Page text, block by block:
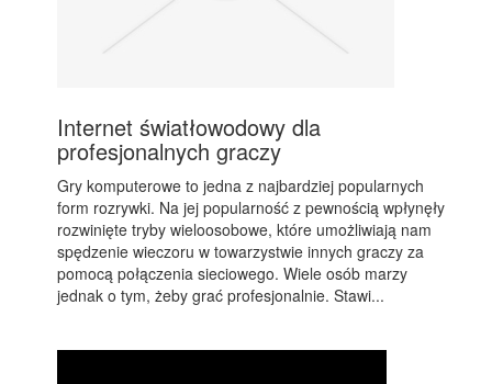
Internet światłowodowy dla
profesjonalnych graczy
Gry komputerowe to jedna z najbardziej popularnych
form rozrywki. Na jej popularność z pewnością wpłynęły
rozwinięte tryby wieloosobowe, które umożliwiają nam
spędzenie wieczoru w towarzystwie innych graczy za
pomocą połączenia sieciowego. Wiele osób marzy
jednak o tym, żeby grać profesjonalnie. Stawi...